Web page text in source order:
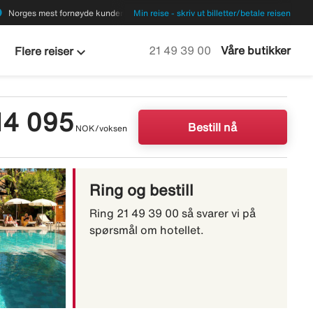
Norges mest fornøyde kunder Min reise - skriv ut billetter/betale reisen
Flere reiserkeyboard_arrow_down Ring oss på
21 49 39 00 Våre butikker
095 NOK/voksen Bestill nå
Ring og bestill
Ring 21 49 39 00 så svarer vi på
spørsmål om hotellet.